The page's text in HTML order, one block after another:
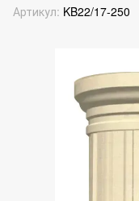
Артикул: KB22/17-250